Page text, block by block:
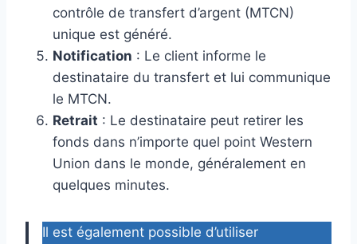
contrôle de transfert d’argent (MTCN)
unique est généré.
Notification : Le client informe le
destinataire du transfert et lui communique
le MTCN.
Retrait : Le destinataire peut retirer les
fonds dans n’importe quel point Western
Union dans le monde, généralement en
quelques minutes.
Il est également possible d’utiliser